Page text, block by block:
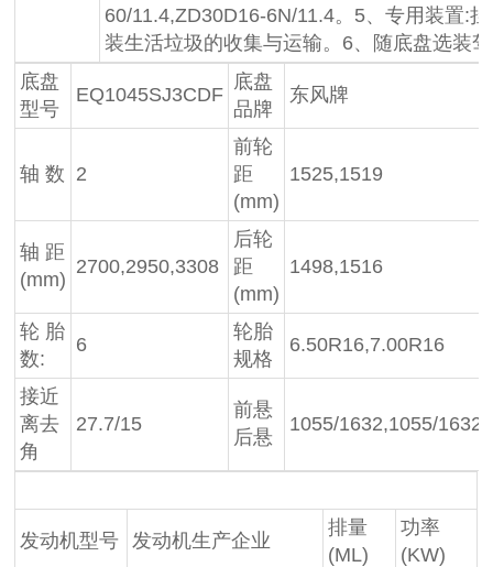
60/11.4,ZD30D16-6N/11.4。5、专用装置:
装生活垃圾的收集与运输。6、随底盘选装
底盘
型号
EQ1045SJ3CDF
底盘
品牌
东风牌
轴 数 2
前轮
距
(mm)
1525,1519
轴 距
(mm)
2700,2950,3308
后轮
距
(mm)
1498,1516
轮 胎
数:
6
轮胎
规格
6.50R16,7.00R16
接近
离去
角
27.7/15
前悬
后悬
1055/1632,1055/
发动机型号 发动机生产企业
排量
(ML)
功率
(KW)